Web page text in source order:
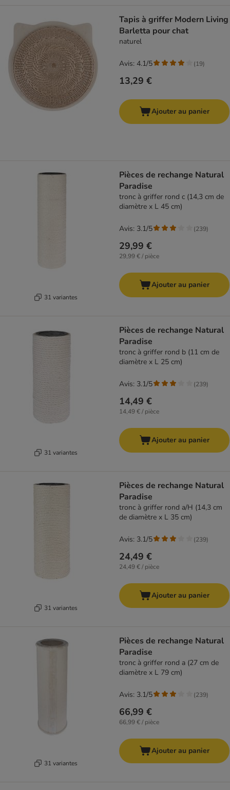
Tapis à griffer Modern Living
Barletta pour chat
naturel
13,29 €
Avis: 4.1/5 (19)
Ajouter au panier
31 variantes
Pièces de rechange Natural
Paradise
tronc à griffer rond c (14,3 cm de
diamètre x L 45 cm)
29,99 €
29,99 € / pièce
Avis: 3.1/5 (239)
Ajouter au panier
31 variantes
Pièces de rechange Natural
Paradise
tronc à griffer rond b (11 cm de
diamètre x L 25 cm)
14,49 €
14,49 € / pièce
Avis: 3.1/5 (239)
Ajouter au panier
31 variantes
Pièces de rechange Natural
Paradise
tronc à griffer rond a/H (14,3 cm
de diamètre x L 35 cm)
24,49 €
24,49 € / pièce
Avis: 3.1/5 (239)
Ajouter au panier
31 variantes
Pièces de rechange Natural
Paradise
tronc à griffer rond a (27 cm de
diamètre x L 79 cm)
66,99 €
66,99 € / pièce
Avis: 3.1/5 (239)
Ajouter au panier